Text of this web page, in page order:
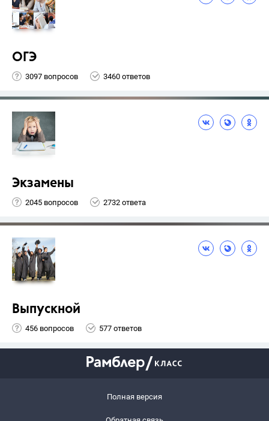
ОГЭ
3097 вопросов 3460 ответов
Экзамены
2045 вопросов 2732 ответа
Выпускной
456 вопросов 577 ответов
Полная версия